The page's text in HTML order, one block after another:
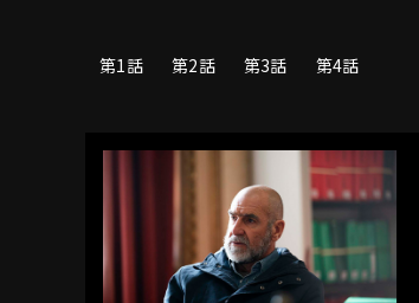
第1話 第2話 第3話 第4話